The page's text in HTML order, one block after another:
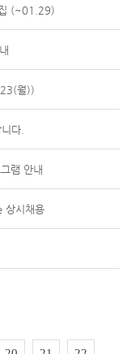
(~01.29)
월))
다.
램 안내
시채용